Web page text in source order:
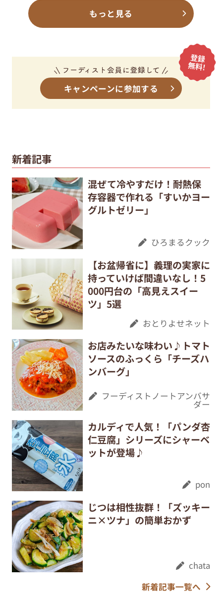
もっと見る
キャンペーンに参加する
新着記事
混ぜて冷やすだけ！耐熱保
存容器で作れる「すいかヨー
グルトゼリー」
ひろまるクック
【お盆帰省に】義理の実家に
持っていけば間違いなし！5
000円台の「高見えスイー
ツ」5選
おとりよせネット
お店みたいな味わい♪トマト
ソースのふっくら「チーズハ
ンバーグ」
フーディストノートアンバサ
ダー
カルディで人気！「パンダ杏
仁豆腐」シリーズにシャーベ
ットが登場♪
pon
じつは相性抜群！「ズッキー
ニ×ツナ」の簡単おかず
chata
新着記事一覧へ